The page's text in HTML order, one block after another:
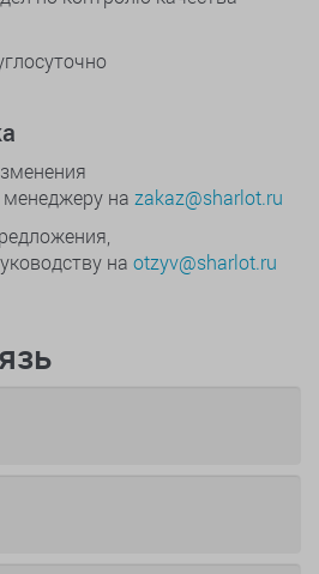
на zakaz@sharlot.ru
на otzyv@sharlot.ru